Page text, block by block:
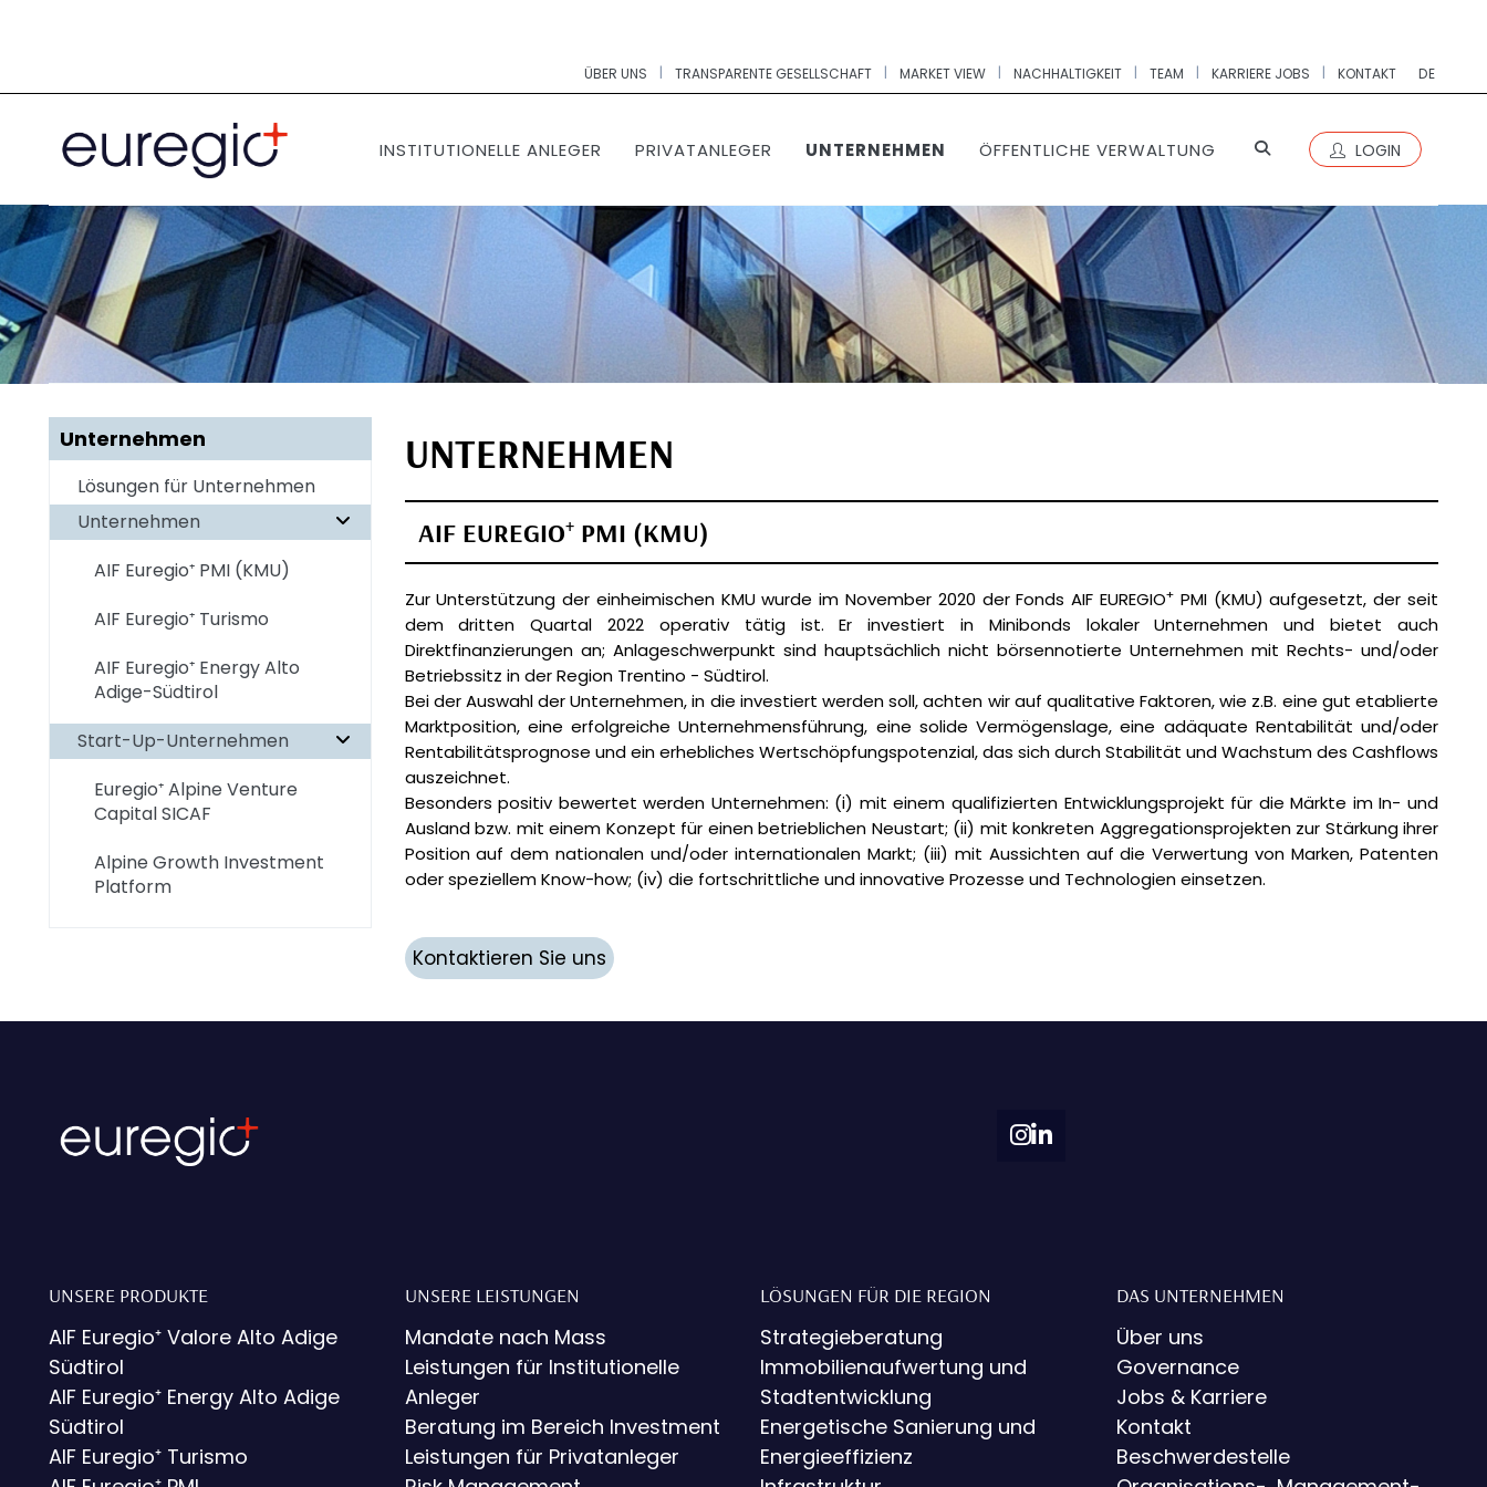
ÜBER UNS | TRANSPARENTE GESELLSCHAFT | MARKET VIEW | NACHHALTIGKEIT | TEAM | KARRIERE JOBS | KONTAKT DE
INSTITUTIONELLE ANLEGER PRIVATANLEGER UNTERNEHMEN ÖFFENTLICHE VERWALTUNG LOGIN
Unternehmen
Lösungen für Unternehmen
Unternehmen
AIF Euregio⁺ PMI (KMU)
AIF Euregio⁺ Turismo
AIF Euregio⁺ Energy Alto
Adige-Südtirol
Start-Up-Unternehmen
Euregio⁺ Alpine Venture
Capital SICAF
Alpine Growth Investment
Platform
UNTERNEHMEN
AIF EUREGIO+PMI (KMU)
Zur Unterstützung der einheimischen KMU wurde im November 2020 der Fonds AIF EUREGIO+ PMI (KMU) aufgesetzt, der seit
dem dritten Quartal 2022 operativ tätig ist. Er investiert in Minibonds lokaler Unternehmen und bietet auch
Direktfinanzierungen an; Anlageschwerpunkt sind hauptsächlich nicht börsennotierte Unternehmen mit Rechts- und/oder
Betriebssitz in der Region Trentino - Südtirol.
Bei der Auswahl der Unternehmen, in die investiert werden soll, achten wir auf qualitative Faktoren, wie z.B. eine gut etablierte
Marktposition, eine erfolgreiche Unternehmensführung, eine solide Vermögenslage, eine adäquate Rentabilität und/oder
Rentabilitätsprognose und ein erhebliches Wertschöpfungspotenzial, das sich durch Stabilität und Wachstum des Cashflows
auszeichnet.
Besonders positiv bewertet werden Unternehmen: (i) mit einem qualifizierten Entwicklungsprojekt für die Märkte im In- und
Ausland bzw. mit einem Konzept für einen betrieblichen Neustart; (ii) mit konkreten Aggregationsprojekten zur Stärkung ihrer
Position auf dem nationalen und/oder internationalen Markt; (iii) mit Aussichten auf die Verwertung von Marken, Patenten
oder speziellem Know-how; (iv) die fortschrittliche und innovative Prozesse und Technologien einsetzen.
Kontaktieren Sie uns
UNSERE PRODUKTE
AIF Euregio⁺ Valore Alto Adige
Südtirol
AIF Euregio⁺ Energy Alto Adige
Südtirol
AIF Euregio⁺ Turismo
UNSERE LEISTUNGEN
Mandate nach Mass
Leistungen für Institutionelle
Anleger
Beratung im Bereich Investment
Leistungen für Privatanleger
LÖSUNGEN FÜR DIE REGION
Strategieberatung
Immobilienaufwertung und
Stadtentwicklung
Energetische Sanierung und
Energieeffizienz
DAS UNTERNEHMEN
Über uns
Governance
Jobs & Karriere
Kontakt
Beschwerdestelle